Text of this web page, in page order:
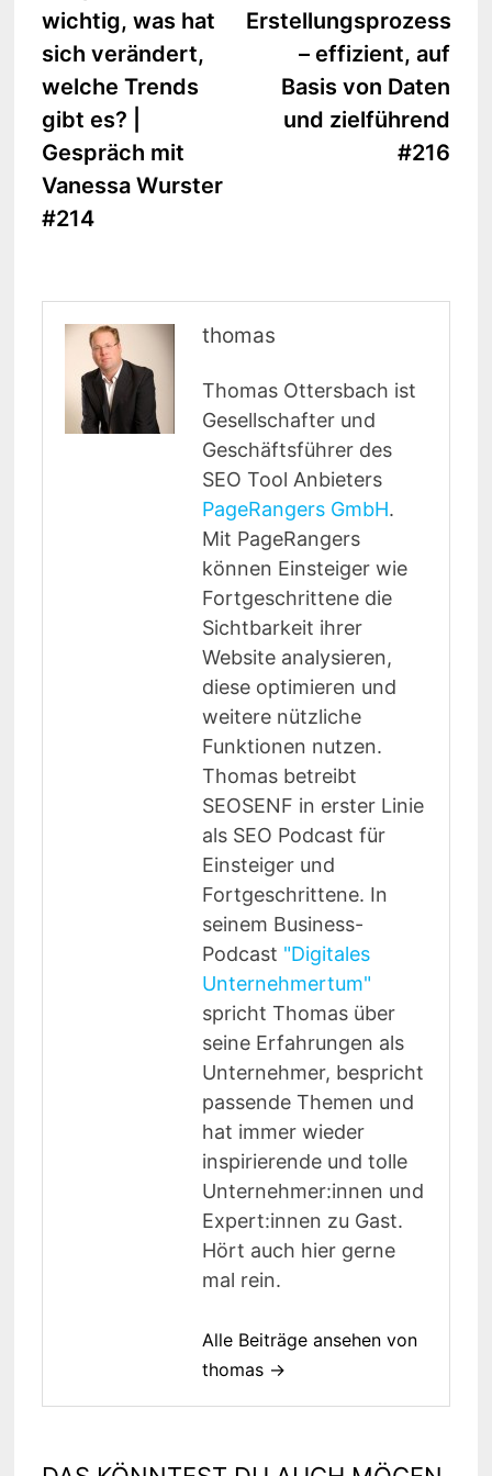
wichtig, was hat
sich verändert,
welche Trends
gibt es? |
Gespräch mit
Vanessa Wurster
#214
Erstellungsprozess
– effizient, auf
Basis von Daten
und zielführend
#216
thomas
Thomas Ottersbach ist
Gesellschafter und
Geschäftsführer des
SEO Tool Anbieters
PageRangers GmbH.
Mit PageRangers
können Einsteiger wie
Fortgeschrittene die
Sichtbarkeit ihrer
Website analysieren,
diese optimieren und
weitere nützliche
Funktionen nutzen.
Thomas betreibt
SEOSENF in erster Linie
als SEO Podcast für
Einsteiger und
Fortgeschrittene. In
seinem Business-
Podcast "Digitales
Unternehmertum"
spricht Thomas über
seine Erfahrungen als
Unternehmer, bespricht
passende Themen und
hat immer wieder
inspirierende und tolle
Unternehmer:innen und
Expert:innen zu Gast.
Hört auch hier gerne
mal rein.
Alle Beiträge ansehen von
thomas →